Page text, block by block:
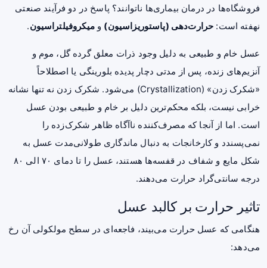
فروشگاه‌ها در درمان بیماری‌ها ناتوانند؟ پاسخ در دو فرآیند صنعتی
نهفته است: حرارت‌دهی (پاستوریزاسیون) ومیکروفیلتراسیون.
عسل خام و طبیعی به دلیل وجود ذرات معلق گرده گل، موم و
آنزیم‌های زنده، پس از مدتی دچار پدیده بلورینگی یا اصطلاحاً
«شکرک زدن» (Crystallization) می‌شود. شکرک زدن نه تنها نشانه
خرابی نیست، بلکه محکم‌ترین دلیل بر خام و طبیعی بودن عسل
است. اما از آنجا که مصرف‌کننده ناآگاه ظاهر شکرک‌زده را
نمی‌پسندد و کارخانجات به دنبال ماندگاری طولانی‌مدت عسل به
شکل مایع و شفاف در قفسه‌ها هستند، عسل را تا دمای ۷۰ الی ۸۰
درجه سانتی‌گراد حرارت می‌دهند.
تاثیر حرارت بر کالبد عسل
هنگامی که عسل حرارت می‌بیند، فاجعه‌ای در سطح مولکولی آن رخ
می‌دهد: